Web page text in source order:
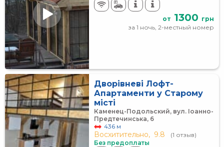
от 1300 грн
за 1 ночь, 2-местный номер
Дворівневі Лофт-
Апартаменти у Старому
місті
Каменец-Подольский, вул. Іоанно-
Предтечинська, 6
436 м
Восхитительно, 9.8
(1 отзыв)
Без предоплаты